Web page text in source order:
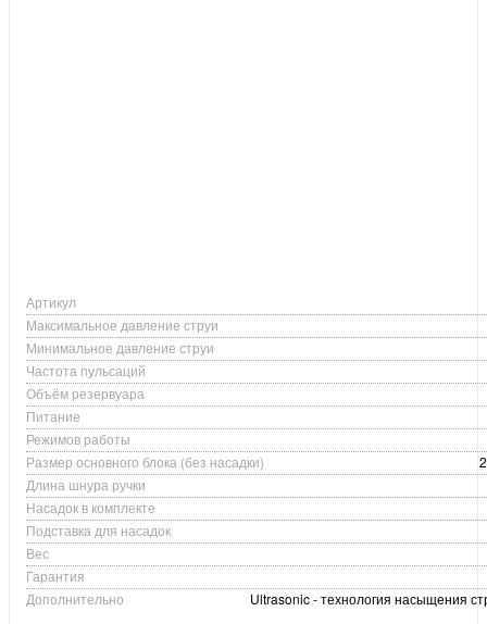
Артикул
Максимальное давление струи
Минимальное давление струи
Частота пульсаций
Объём резервуара
Питание
Режимов работы
Размер основного блока (без насадки)
Длина шнура ручки
Насадок в комплекте
Подставка для насадок
Вес
Гарантия
Дополнительно
Ultrasonic - технология насыщения